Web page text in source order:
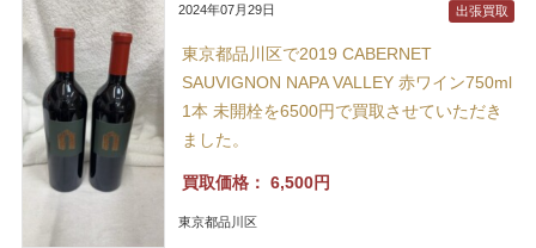
2024年07月29日
東京都品川区で2019 CABERNET
SAUVIGNON NAPA VALLEY 赤ワイン750ml
1本 未開栓を6500円で買取させていただき
ました。
買取価格： 6,500円
東京都品川区
出張買取